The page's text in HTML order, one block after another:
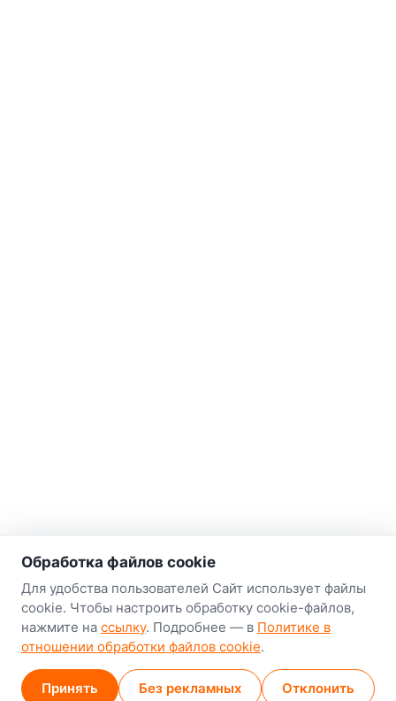
о нас
Наш склад-магазин:
Минск
8-й Путепроводный переулок, 5
GPS 53.924752, 27.489820
Обработка файлов cookie
Для удобства пользователей Сайт использует файлы
cookie. Чтобы настроить обработку cookie-файлов,
нажмите на ссылку. Подробнее — в Политике в
отношении обработки файлов cookie.
Принять Без рекламных Отклонить